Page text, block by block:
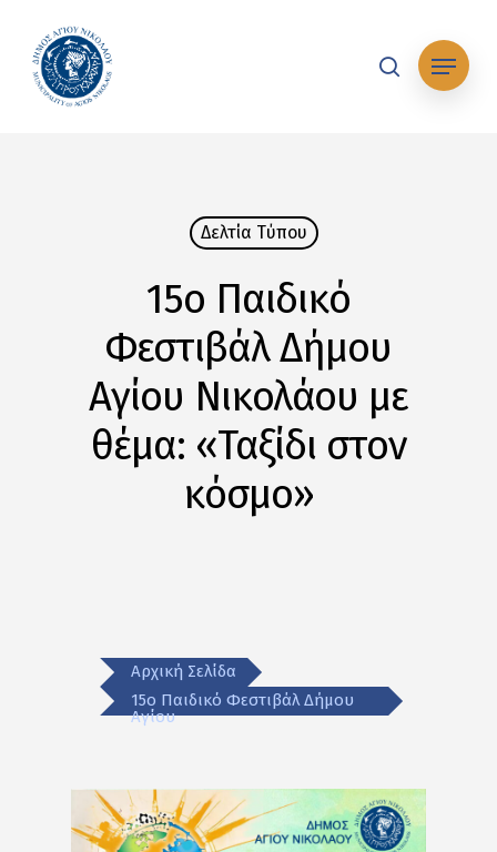
main
content
searchΜενού
Δελτία Tύπου
15ο Παιδικό
Φεστιβάλ Δήμου
Αγίου Νικολάου με
θέμα: «Ταξίδι στον
κόσμο»
Αρχική Σελίδα
15ο Παιδικό Φεστιβάλ Δήμου
Αγίου